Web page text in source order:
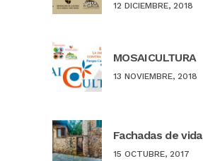
12 DICIEMBRE, 2018
MOSAICULTURA
13 NOVIEMBRE, 2018
Fachadas de vida
15 OCTUBRE, 2017